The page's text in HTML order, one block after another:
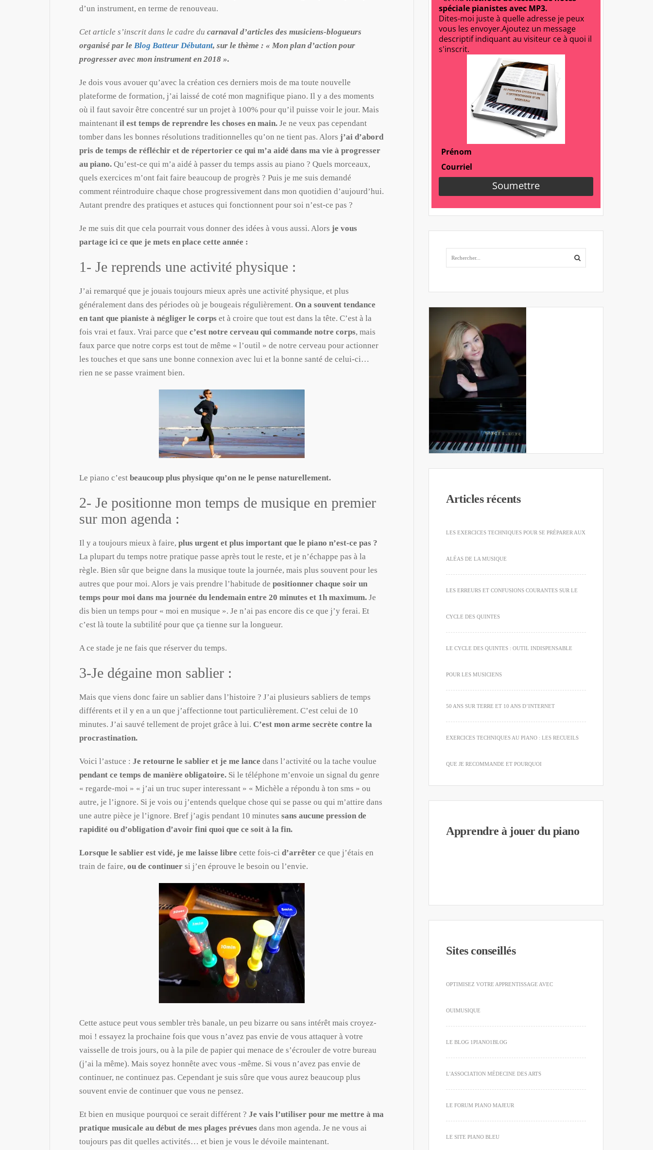
d’un instrument, en terme de renouveau.
Cet article s’inscrit dans le cadre du carnaval d’articles des musiciens-blogueurs
organisé par le Blog Batteur Débutant, sur le thème : « Mon plan d’action pour
progresser avec mon instrument en 2018 ».
Je dois vous avouer qu’avec la création ces derniers mois de ma toute nouvelle
plateforme de formation, j’ai laissé de coté mon magnifique piano. Il y a des moments
où il faut savoir être concentré sur un projet à 100% pour qu’il puisse voir le jour. Mais
maintenant il est temps de reprendre les choses en main. Je ne veux pas cependant
tomber dans les bonnes résolutions traditionnelles qu’on ne tient pas. Alors j’ai d’abord
pris de temps de réfléchir et de répertorier ce qui m’a aidé dans ma vie à progresser
au piano. Qu’est-ce qui m’a aidé à passer du temps assis au piano ? Quels morceaux,
quels exercices m’ont fait faire beaucoup de progrès ? Puis je me suis demandé
comment réintroduire chaque chose progressivement dans mon quotidien d’aujourd’hui.
Autant prendre des pratiques et astuces qui fonctionnent pour soi n’est-ce pas ?
Je me suis dit que cela pourrait vous donner des idées à vous aussi. Alors je vous
partage ici ce que je mets en place cette année :
1- Je reprends une activité physique :
J’ai remarqué que je jouais toujours mieux après une activité physique, et plus
généralement dans des périodes où je bougeais régulièrement. On a souvent tendance
en tant que pianiste à négliger le corps et à croire que tout est dans la tête. C’est à la
fois vrai et faux. Vrai parce que c’est notre cerveau qui commande notre corps, mais
faux parce que notre corps est tout de même « l’outil » de notre cerveau pour actionner
les touches et que sans une bonne connexion avec lui et la bonne santé de celui-ci…
rien ne se passe vraiment bien.
Le piano c’est beaucoup plus physique qu’on ne le pense naturellement.
2- Je positionne mon temps de musique en premier
sur mon agenda :
Il y a toujours mieux à faire, plus urgent et plus important que le piano n’est-ce pas ?
La plupart du temps notre pratique passe après tout le reste, et je n’échappe pas à la
règle. Bien sûr que beigne dans la musique toute la journée, mais plus souvent pour les
autres que pour moi. Alors je vais prendre l’habitude de positionner chaque soir un
temps pour moi dans ma journée du lendemain entre 20 minutes et 1h maximum. Je
dis bien un temps pour « moi en musique ». Je n’ai pas encore dis ce que j’y ferai. Et
c’est là toute la subtilité pour que ça tienne sur la longueur.
A ce stade je ne fais que réserver du temps.
3-Je dégaine mon sablier :
Mais que viens donc faire un sablier dans l’histoire ? J’ai plusieurs sabliers de temps
différents et il y en a un que j’affectionne tout particulièrement. C’est celui de 10
minutes. J’ai sauvé tellement de projet grâce à lui. C’est mon arme secrète contre la
procrastination.
Voici l’astuce : Je retourne le sablier et je me lance dans l’activité ou la tache voulue
pendant ce temps de manière obligatoire. Si le téléphone m’envoie un signal du genre
« regarde-moi » « j’ai un truc super interessant » « Michèle a répondu à ton sms » ou
autre, je l’ignore. Si je vois ou j’entends quelque chose qui se passe ou qui m’attire dans
une autre pièce je l’ignore. Bref j’agis pendant 10 minutes sans aucune pression de
rapidité ou d’obligation d’avoir fini quoi que ce soit à la fin.
Lorsque le sablier est vidé, je me laisse libre cette fois-ci d’arrêter ce que j’étais en
train de faire, ou de continuer si j’en éprouve le besoin ou l’envie.
Cette astuce peut vous sembler très banale, un peu bizarre ou sans intérêt mais croyez-
moi ! essayez la prochaine fois que vous n’avez pas envie de vous attaquer à votre
vaisselle de trois jours, ou à la pile de papier qui menace de s’écrouler de votre bureau
(j’ai la même). Mais soyez honnête avec vous -même. Si vous n’avez pas envie de
continuer, ne continuez pas. Cependant je suis sûre que vous aurez beaucoup plus
souvent envie de continuer que vous ne pensez.
Et bien en musique pourquoi ce serait différent ? Je vais l’utiliser pour me mettre à ma
pratique musicale au début de mes plages prévues dans mon agenda. Je ne vous ai
toujours pas dit quelles activités… et bien je vous le dévoile maintenant.
Articles récents
LES EXERCICES TECHNIQUES POUR SE PRÉPARER AUX
ALÉAS DE LA MUSIQUE
LES ERREURS ET CONFUSIONS COURANTES SUR LE
CYCLE DES QUINTES
LE CYCLE DES QUINTES : OUTIL INDISPENSABLE
POUR LES MUSICIENS
50 ANS SUR TERRE ET 10 ANS D’INTERNET
EXERCICES TECHNIQUES AU PIANO : LES RECUEILS
QUE JE RECOMMANDE ET POURQUOI
Apprendre à jouer du piano
Sites conseillés
OPTIMISEZ VOTRE APPRENTISSAGE AVEC
OUIMUSIQUE
LE BLOG 1PIANO1BLOG
L'ASSOCIATION MÉDECINE DES ARTS
LE FORUM PIANO MAJEUR
LE SITE PIANO BLEU
Bienvenue sur mon blog
Pour vous remercier de votre visite, je vous offre la possibilité de recevoir :
Dites-moi juste à quelle adresse je peux vous les envoyer.
email, article, vidéo, podcast et offres commerciales.
Vous pourrez vous désabonner à tout instant grâce à un lien en bas de chaque email.